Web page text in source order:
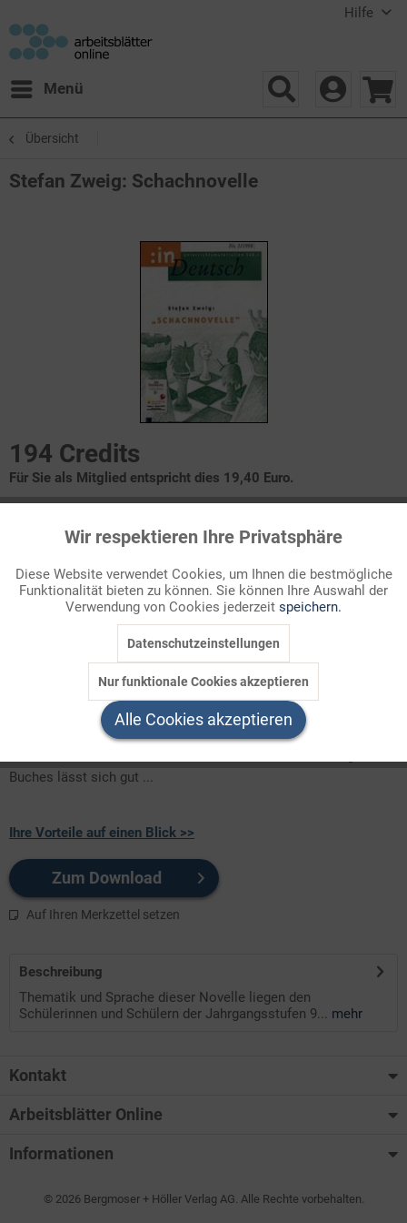
Hilfe
Menü
Übersicht
Stefan Zweig: Schachnovelle
194 Credits
Für Sie als Mitglied entspricht dies 19,40 Euro.
Lektüre 9/10
Voreinstellung
Charaktere
Novellenstruktur
Weiterarbeit, Vertiefung
Thematik und Sprache dieser Novelle liegen den Schülerinnen
und Schülern der Jahrgangsstufen 9 und 10 zunächst sicher
Buches lässt sich gut ...
Ihre Vorteile auf einen Blick >>
Zum Download
Auf Ihren Merkzettel setzen
Beschreibung
Thematik und Sprache dieser Novelle liegen den
Schülerinnen und Schülern der Jahrgangsstufen 9... mehr
Kontakt
Arbeitsblätter Online
Informationen
© 2026 Bergmoser + Höller Verlag AG. Alle Rechte vorbehalten.
Funktionale Aktiv
Marketing Inaktiv
Inaktiv
Wir respektieren Ihre Privatsphäre
Diese Website verwendet Cookies, um Ihnen die bestmögliche
Funktionalität bieten zu können. Sie können Ihre Auswahl der
Verwendung von Cookies jederzeit speichern.
Datenschutzeinstellungen
Nur funktionale Cookies akzeptieren
Alle Cookies akzeptieren